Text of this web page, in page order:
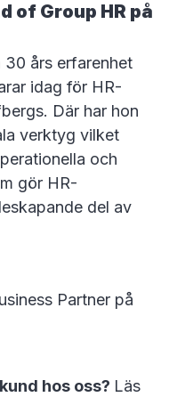
of Group HR på
30 års erfarenhet
idag för HR-
Där har hon
verktyg vilket
och
gör HR-
del av
Partner på
hos oss? Läs